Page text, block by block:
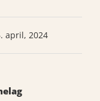
april, 2024